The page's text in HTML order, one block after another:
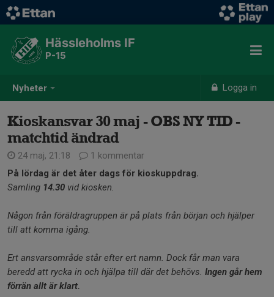
Nyheter Logga in
Hässleholms IF
P-15
Kioskansvar 30 maj - OBS NY TID -
matchtid ändrad
24 maj, 21:18
1 kommentar
På lördag är det åter dags för kioskuppdrag.
Samling 14.30 vid kiosken.
Någon från föräldragruppen är på plats från början och hjälper
till att komma igång.
Ert ansvarsområde står efter ert namn. Dock får man vara
beredd att rycka in och hjälpa till där det behövs. Ingen går hem
förrän allt är klart.